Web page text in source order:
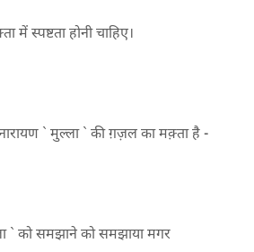
में स्पष्टता होनी चाहिए।
` मुल्ला ` की ग़ज़ल का मक़्ता है -
` को समझाने को समझाया मगर